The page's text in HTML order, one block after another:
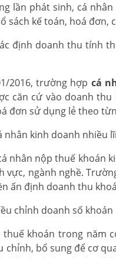
lần phát sinh, cá
sách kế toán, hoá đơn,
định doanh thu tính
2016, trường hợp cá
căn cứ vào doanh
đơn sử dụng lẻ theo
nhân kinh doanh nhiều
nhân nộp thuế khoán
vực, ngành nghề.
ấn định doanh thu
chỉnh doanh số khoán
thuế khoán trong năm
chỉnh, bổ sung để cơ